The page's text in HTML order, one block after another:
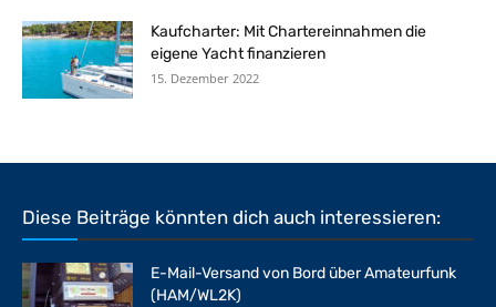
Kaufcharter: Mit Chartereinnahmen die
eigene Yacht finanzieren
15. Dezember 2022
Diese Beiträge könnten dich auch interessieren:
E-Mail-Versand von Bord über Amateurfunk
(HAM/WL2K)